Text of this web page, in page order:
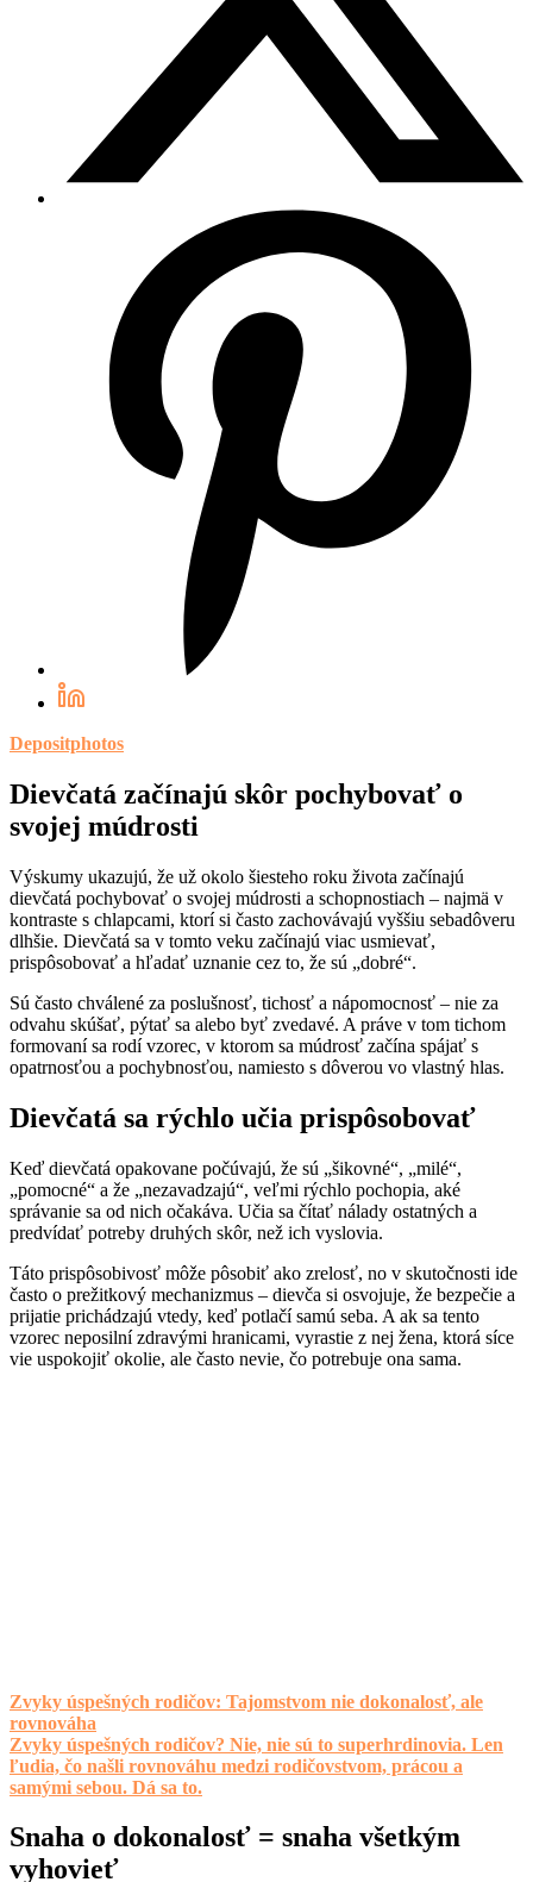
Depositphotos
Dievčatá začínajú skôr pochybovať o
svojej múdrosti
Výskumy ukazujú, že už okolo šiesteho roku života začínajú
dievčatá pochybovať o svojej múdrosti a schopnostiach – najmä v
kontraste s chlapcami, ktorí si často zachovávajú vyššiu sebadôveru
dlhšie. Dievčatá sa v tomto veku začínajú viac usmievať,
prispôsobovať a hľadať uznanie cez to, že sú „dobré“.
Sú často chválené za poslušnosť, tichosť a nápomocnosť – nie za
odvahu skúšať, pýtať sa alebo byť zvedavé. A práve v tom tichom
formovaní sa rodí vzorec, v ktorom sa múdrosť začína spájať s
opatrnosťou a pochybnosťou, namiesto s dôverou vo vlastný hlas.
Dievčatá sa rýchlo učia prispôsobovať
Keď dievčatá opakovane počúvajú, že sú „šikovné“, „milé“,
„pomocné“ a že „nezavadzajú“, veľmi rýchlo pochopia, aké
správanie sa od nich očakáva. Učia sa čítať nálady ostatných a
predvídať potreby druhých skôr, než ich vyslovia.
Táto prispôsobivosť môže pôsobiť ako zrelosť, no v skutočnosti ide
často o prežitkový mechanizmus – dievča si osvojuje, že bezpečie a
prijatie prichádzajú vtedy, keď potlačí samú seba. A ak sa tento
vzorec neposilní zdravými hranicami, vyrastie z nej žena, ktorá síce
vie uspokojiť okolie, ale často nevie, čo potrebuje ona sama.
Zvyky úspešných rodičov: Tajomstvom nie dokonalosť, ale
rovnováha
Zvyky úspešných rodičov? Nie, nie sú to superhrdinovia. Len
ľudia, čo našli rovnováhu medzi rodičovstvom, prácou a
samými sebou. Dá sa to.
Snaha o dokonalosť = snaha všetkým
vyhovieť